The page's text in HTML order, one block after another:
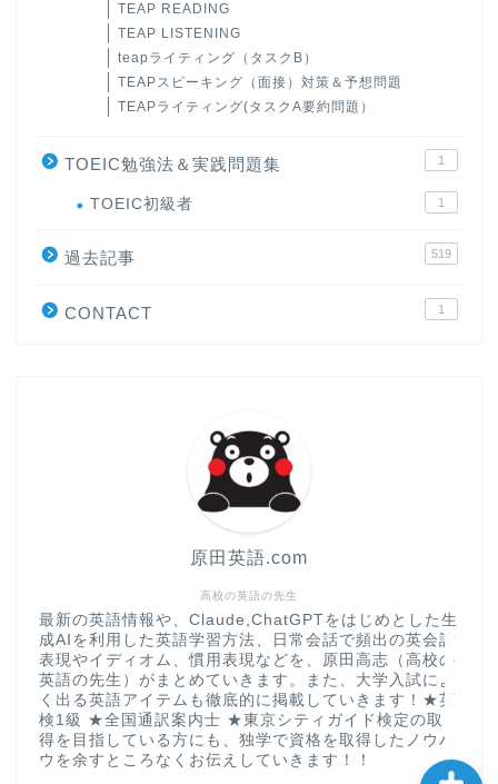
TEAP READING
TEAP LISTENING
teapライティング（タスクB）
TEAPスピーキング（面接）対策＆予想問題
TEAPライティング(タスクA要約問題）
TOEIC勉強法＆実践問題集 1
TOEIC初級者 1
過去記事 519
CONTACT 1
高校の英語の先生
原田英語.com
最新の英語情報や、Claude,ChatGPTをはじめとした生
成AIを利用した英語学習方法、日常会話で頻出の英会話
表現やイディオム、慣用表現などを、原田高志（高校の
英語の先生）がまとめていきます。また、大学入試によ
く出る英語アイテムも徹底的に掲載していきます！★英
検1級 ★全国通訳案内士 ★東京シティガイド検定の取
得を目指している方にも、独学で資格を取得したノウハ
ウを余すところなくお伝えしていきます！！
大学入試英語対策講座
英語名言・格言・カッコい
い英語＆素敵な英文フレー
CONTACT